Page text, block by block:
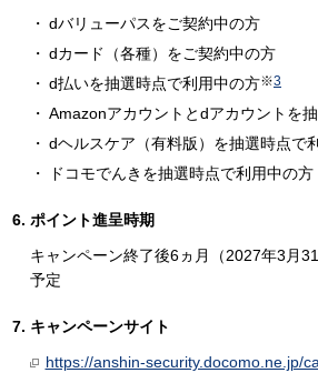
dバリューパスをご契約中の方
dカード（各種）をご契約中の方
d払いを抽選時点で利用中の方※3
Amazonアカウントとdアカウントを
dヘルスケア（有料版）を抽選時点で
ドコモでんきを抽選時点で利用中の方
ポイント進呈時期
キャンペーン終了後6ヵ月（2027年3月
予定
キャンペーンサイト
https://anshin-security.docomo.ne.jp/